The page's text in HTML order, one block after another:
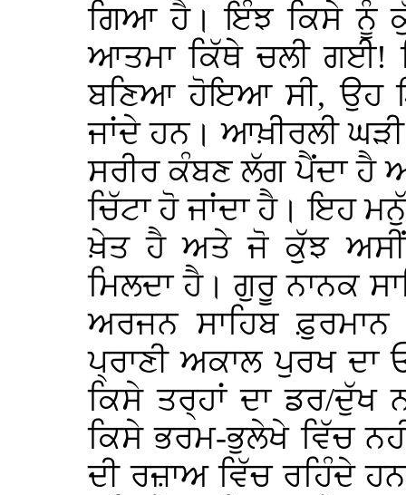
ਗਿਆ ਹੈ। ਇੰਝ ਕਿਸੇ ਨੂੰ
ਆਤਮਾ ਕਿੱਥੇ ਚਲੀ ਗਈ!
ਬਣਿਆ ਹੋਇਆ ਸੀ, ਉਹ
ਜਾਂਦੇ ਹਨ। ਆਖ਼ੀਰਲੀ
ਸਰੀਰ ਕੰਬਣ ਲੱਗ ਪੈਂਦਾ ਹੈ
ਚਿੱਟਾ ਹੋ ਜਾਂਦਾ ਹੈ। ਇਹ
ਖ਼ੇਤ ਹੈ ਅਤੇ ਜੋ ਕੁੱਝ ਅਸੀਂ
ਮਿਲਦਾ ਹੈ। ਗੁਰੂ ਨਾਨਕ
ਅਰਜਨ ਸਾਹਿਬ
ਪ੍ਰਾਣੀ ਅਕਾਲ ਪੁਰਖ
ਕਿਸੇ ਤਰ੍ਹਾਂ ਦਾ ਡਰ/ਦੁੱਖ
ਕਿਸੇ ਭਰਮ-ਭੁਲੇਖੇ ਵਿੱਚ
ਦੀ ਰਜ਼ਾਅ ਵਿੱਚ ਰਹਿੰਦੇ